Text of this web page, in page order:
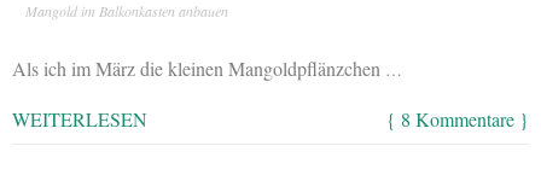
Mangold im Balkonkasten anbauen
Als ich im März die kleinen Mangoldpflänzchen …
WEITERLESEN { 8 Kommentare }